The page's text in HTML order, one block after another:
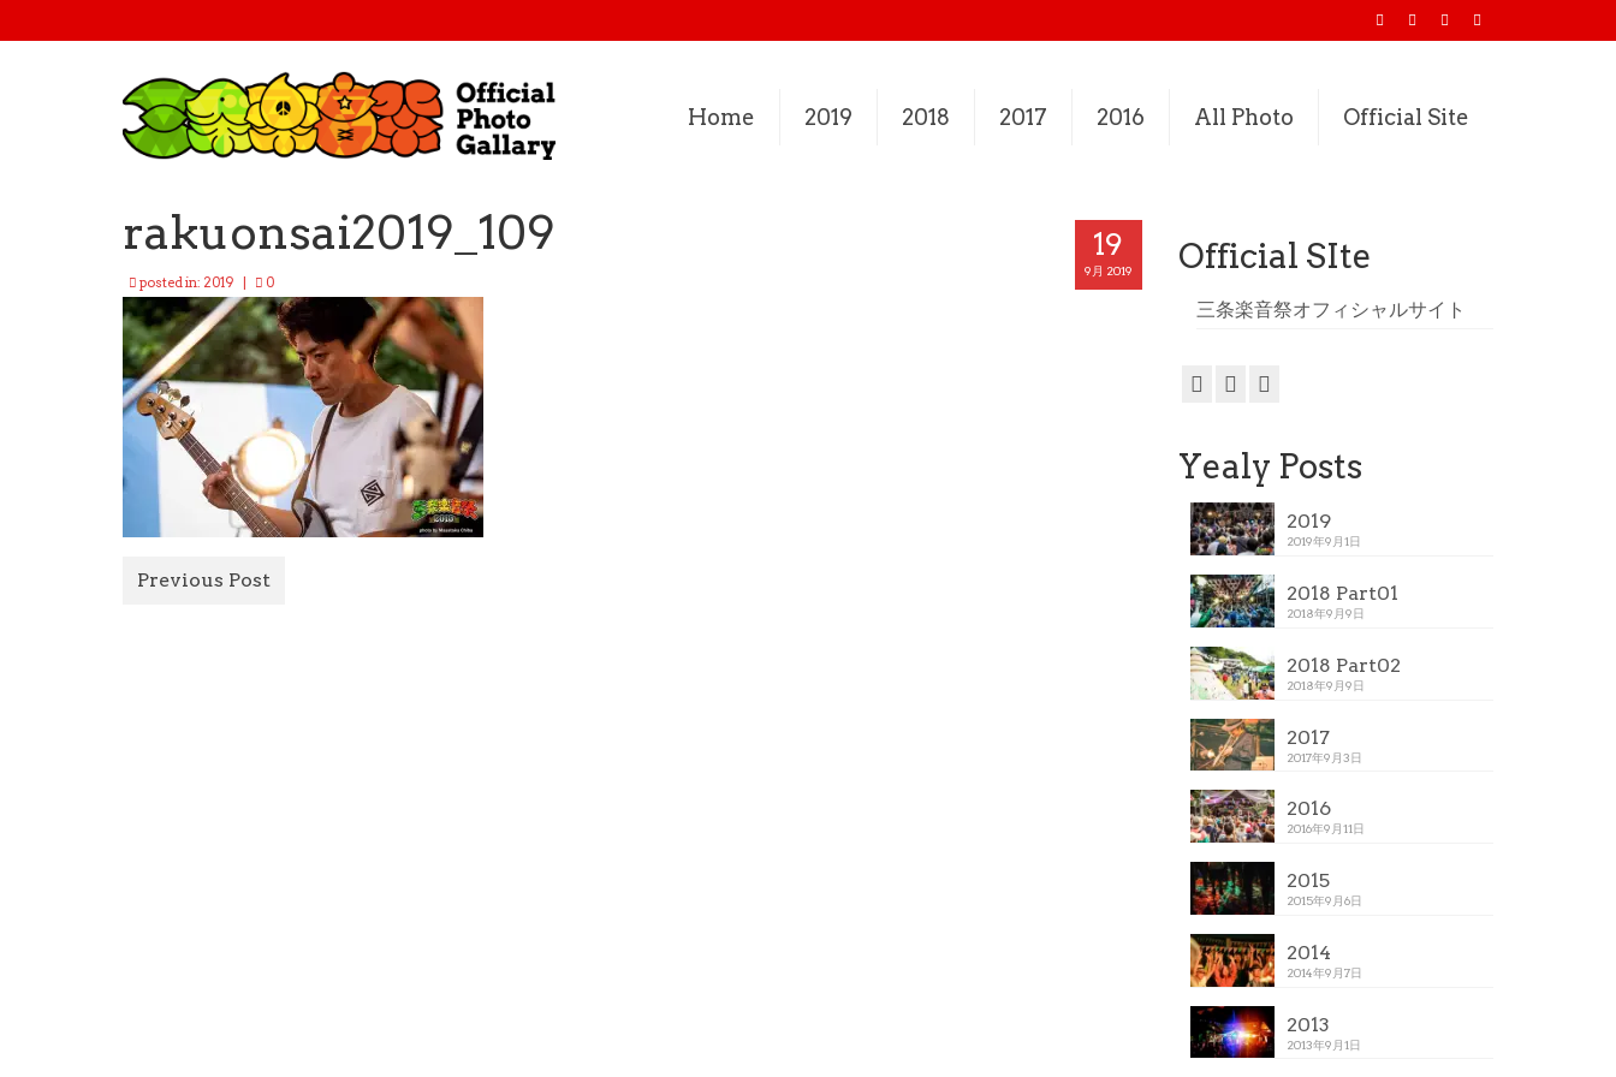
Home 2019 2018 2017 2016 All Photo Official Site
19
9月 2019
rakuonsai2019_109
posted in: 2019 0
Previous Post
Official SIte
三条楽音祭オフィシャルサイト
Yealy Posts
2019
2019年9月1日
2018 Part01
2018年9月9日
2018 Part02
2018年9月9日
2017
2017年9月3日
2016
2016年9月11日
2015
2015年9月6日
2014
2014年9月7日
2013
2013年9月1日